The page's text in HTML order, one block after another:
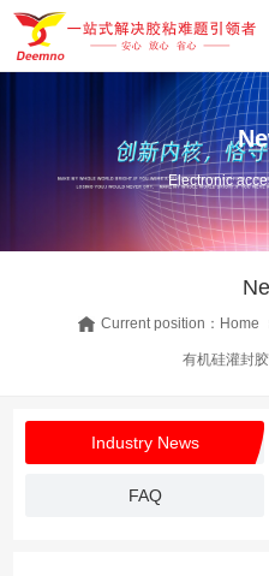
Electronic
Current position： Home
有机硅灌封
Industry News
FAQ